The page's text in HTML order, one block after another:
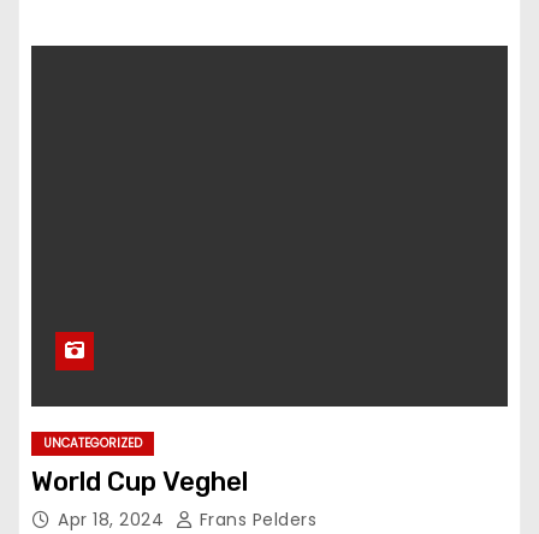
UNCATEGORIZED
World Cup Veghel
Apr 18, 2024 Frans Pelders